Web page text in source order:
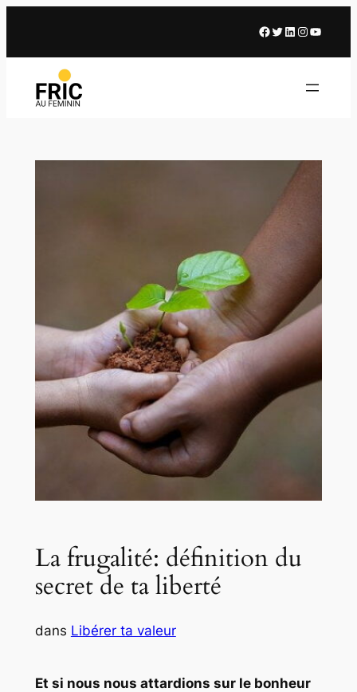
Facebook
X LinkedIn
Instagram
La frugalité: définition du
secret de ta liberté
dans Libérer ta valeur
Et si nous nous attardions sur le bonheur